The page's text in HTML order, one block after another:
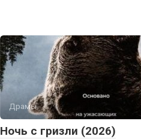
Драмы
Ночь с гризли (2026)